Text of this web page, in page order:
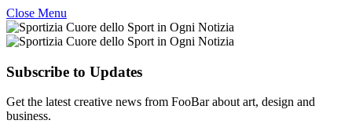
Close Menu
Subscribe to Updates
Get the latest creative news from FooBar about art, design and
business.